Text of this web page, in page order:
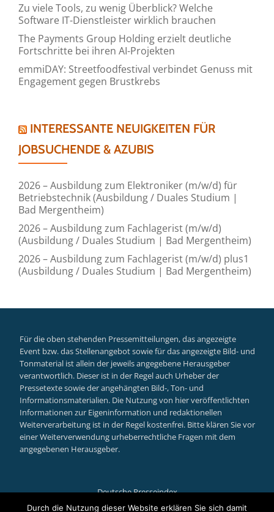
Zu viele Tools, zu wenig Überblick? Welche
Software IT-Dienstleister wirklich brauchen
The Payments Group Holding erzielt deutliche
Fortschritte bei ihren AI-Projekten
emmiDAY: Streetfoodfestival verbindet Genuss mit
Engagement gegen Brustkrebs
INTERESSANTE NEUIGKEITEN FÜR
JOBSUCHENDE & AZUBIS
2026 – Ausbildung zum Elektroniker (m/w/d) für
Betriebstechnik (Ausbildung / Duales Studium |
Bad Mergentheim)
2026 – Ausbildung zum Fachlagerist (m/w/d)
(Ausbildung / Duales Studium | Bad Mergentheim)
2026 – Ausbildung zum Fachlagerist (m/w/d) plus1
(Ausbildung / Duales Studium | Bad Mergentheim)
Für die oben stehenden Pressemitteilungen, das angezeigte
Event bzw. das Stellenangebot sowie für das angezeigte Bild- und
Tonmaterial ist allein der jeweils angegebene Herausgeber
verantwortlich. Dieser ist in der Regel auch Urheber der
Pressetexte sowie der angehängten Bild-, Ton- und
Informationsmaterialien. Die Nutzung von hier veröffentlichten
Informationen zur Eigeninformation und redaktionellen
Weiterverarbeitung ist in der Regel kostenfrei. Bitte klären Sie vor
einer Weiterverwendung urheberrechtliche Fragen mit dem
angegebenen Herausgeber.
Deutsche Presseindex
Durch die Nutzung dieser Website erklären Sie sich damit